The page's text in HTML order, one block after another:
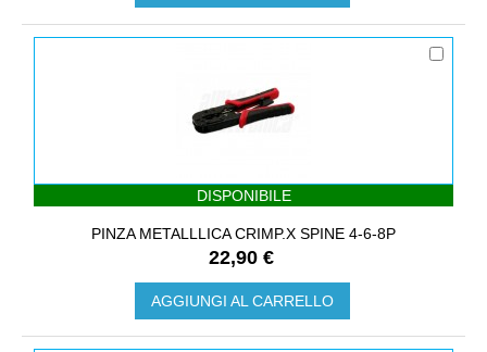
DISPONIBILE
PINZA METALLLICA CRIMP.X SPINE 4-6-8P
22,90 €
AGGIUNGI AL CARRELLO